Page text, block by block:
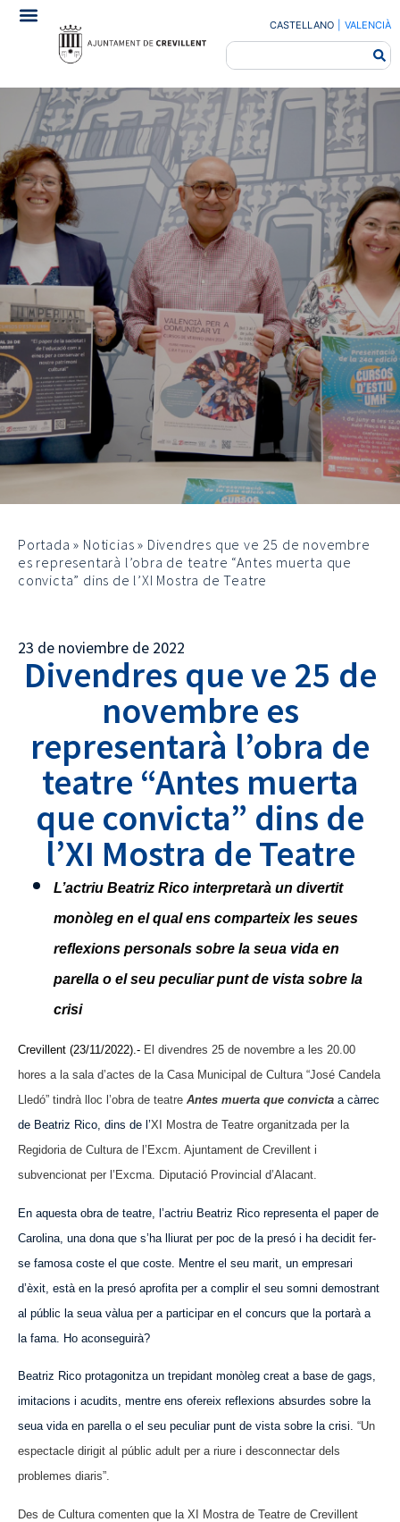
CASTELLANO VALENCIÀ
Portada » Noticias » Divendres que ve 25 de novembre
es representarà l’obra de teatre “Antes muerta que
convicta” dins de l’XI Mostra de Teatre
23 de noviembre de 2022
Divendres que ve 25 de
novembre es
representarà l’obra de
teatre “Antes muerta
que convicta” dins de
l’XI Mostra de Teatre
L’actriu Beatriz Rico interpretarà un divertit
monòleg en el qual ens comparteix les seues
reflexions personals sobre la seua vida en
parella o el seu peculiar punt de vista sobre la
crisi
Crevillent (23/11/2022).- El divendres 25 de novembre a les 20.00
hores a la sala d’actes de la Casa Municipal de Cultura “José Candela
Lledó” tindrà lloc l’obra de teatre Antes muerta que convicta a càrrec
de Beatriz Rico, dins de l’XI Mostra de Teatre organitzada per la
Regidoria de Cultura de l’Excm. Ajuntament de Crevillent i
subvencionat per l’Excma. Diputació Provincial d’Alacant.
En aquesta obra de teatre, l’actriu Beatriz Rico representa el paper de
Carolina, una dona que s’ha lliurat per poc de la presó i ha decidit fer-
se famosa coste el que coste. Mentre el seu marit, un empresari
d’èxit, està en la presó aprofita per a complir el seu somni demostrant
al públic la seua vàlua per a participar en el concurs que la portarà a
la fama. Ho aconseguirà?
Beatriz Rico protagonitza un trepidant monòleg creat a base de gags,
imitacions i acudits, mentre ens ofereix reflexions absurdes sobre la
seua vida en parella o el seu peculiar punt de vista sobre la crisi. “Un
espectacle dirigit al públic adult per a riure i desconnectar dels
problemes diaris”.
Des de Cultura comenten que la XI Mostra de Teatre de Crevillent